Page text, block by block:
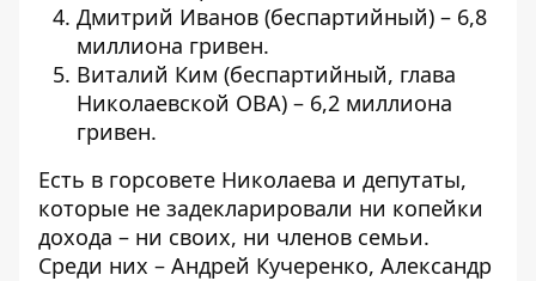
Дмитрий Иванов (беспартийный) – 6,8
миллиона гривен.
Виталий Ким (беспартийный, глава
Николаевской ОВА) – 6,2 миллиона
гривен.
Есть в горсовете Николаева и депутаты,
которые не задекларировали ни копейки
дохода – ни своих, ни членов семьи.
Среди них – Андрей Кучеренко, Александр